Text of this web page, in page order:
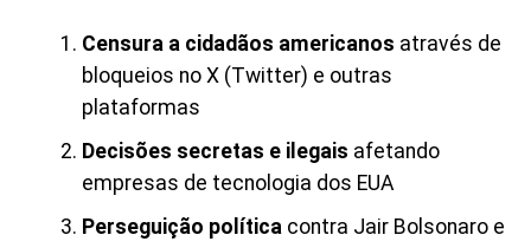
Censura a cidadãos americanos através de
bloqueios no X (Twitter) e outras
plataformas
Decisões secretas e ilegais afetando
empresas de tecnologia dos EUA
Perseguição políticacontra Jair Bolsonaro e